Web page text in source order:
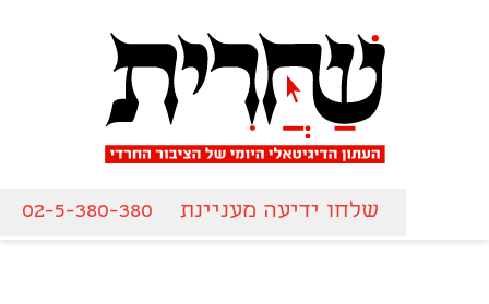
שלחו ידיעה מעניינת 02-5-380-380